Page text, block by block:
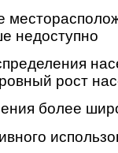
недоступно
рост
более